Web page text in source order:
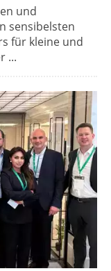
und
sensibelsten
für kleine und
...